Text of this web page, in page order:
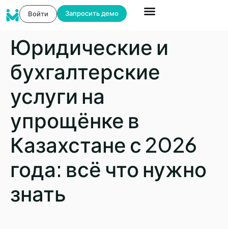
Войти Запросить демо
Юридические и
бухгалтерские
услуги на
упрощёнке в
Казахстане с 2026
года: всё что нужно
знать